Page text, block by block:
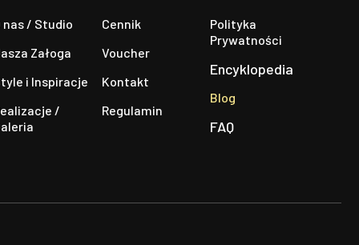
nas / Studio
Załoga
i Inspiracje
/
Cennik
Voucher
Kontakt
Regulamin
Polityka
Prywatności
Encyklopedia
Blog
FAQ